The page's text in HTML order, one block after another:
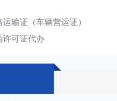
输证（车辆营运证）
许可证代办